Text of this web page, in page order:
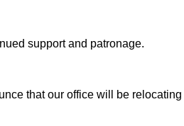
support and patronage.
that our office will be